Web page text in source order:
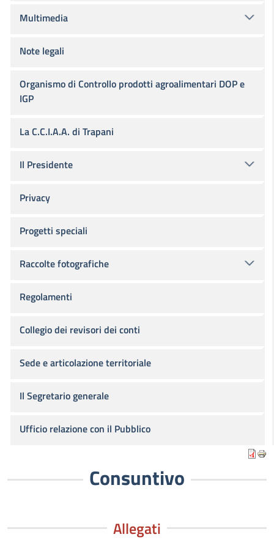
Consuntivo
Allegati
Multimedia
Note legali
Organismo di Controllo prodotti agroalimentari DOP e
IGP
La C.C.I.A.A. di Trapani
Il Presidente
Privacy
Progetti speciali
Raccolte fotografiche
Regolamenti
Collegio dei revisori dei conti
Sede e articolazione territoriale
Il Segretario generale
Ufficio relazione con il Pubblico